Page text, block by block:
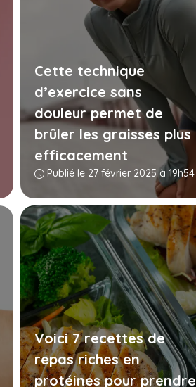
Cette technique
d’exercice sans
douleur permet de
brûler les graisses plus
efficacement
Publié le 27 février 2025 à 19h54
Voici 7 recettes de
repas riches en
protéines pour prendre